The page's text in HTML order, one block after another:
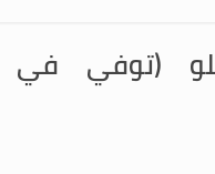
(توفي في